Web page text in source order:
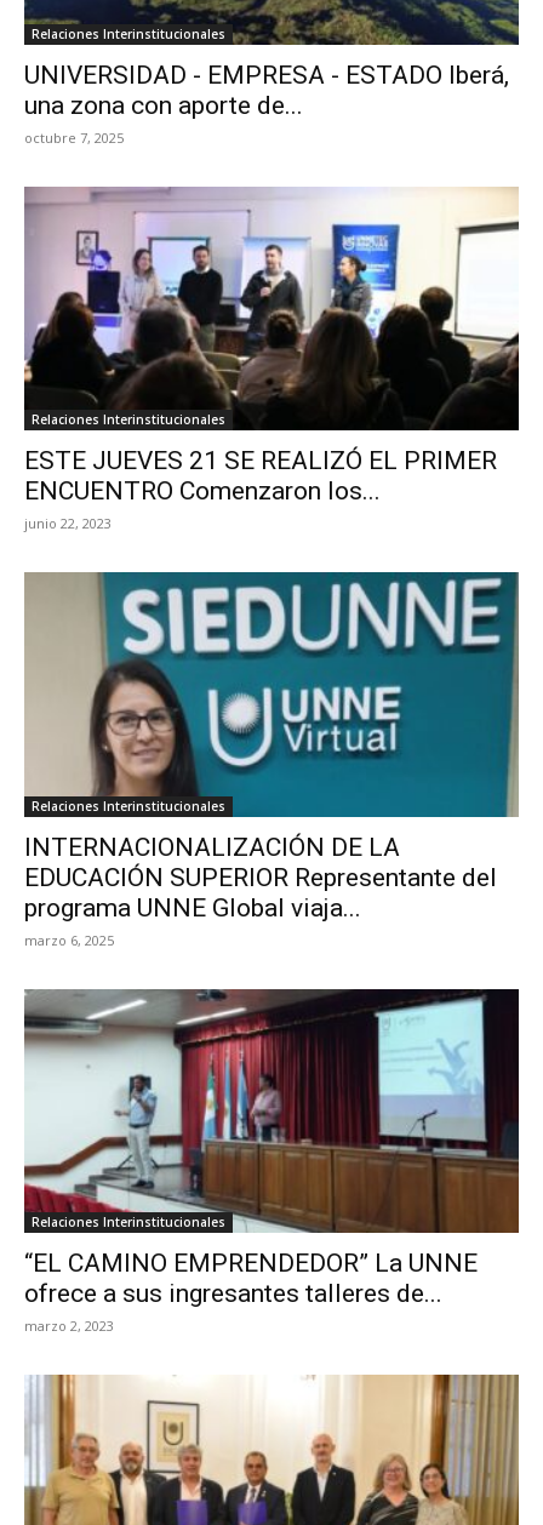
Relaciones Interinstitucionales
UNIVERSIDAD - EMPRESA - ESTADO Iberá,
una zona con aporte de...
octubre 7, 2025
Relaciones Interinstitucionales
ESTE JUEVES 21 SE REALIZÓ EL PRIMER
ENCUENTRO Comenzaron los...
junio 22, 2023
Relaciones Interinstitucionales
INTERNACIONALIZACIÓN DE LA
EDUCACIÓN SUPERIOR Representante del
programa UNNE Global viaja...
marzo 6, 2025
Relaciones Interinstitucionales
“EL CAMINO EMPRENDEDOR” La UNNE
ofrece a sus ingresantes talleres de...
marzo 2, 2023